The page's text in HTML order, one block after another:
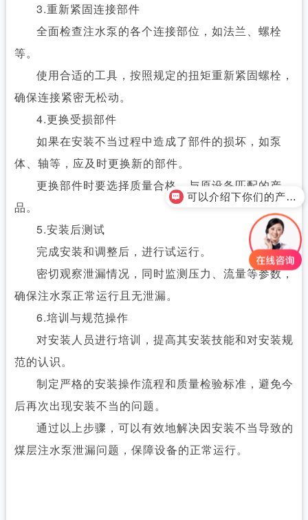
3.重新紧固连接部件
全面检查注水泵的各个连接部位，如法兰、螺栓
等。
使用合适的工具，按照规定的扭矩重新紧固螺栓，
确保连接紧密无松动。
4.更换受损部件
如果在安装不当过程中造成了部件的损坏，如泵
体、轴等，应及时更换新的部件。
更换部件时要选择质量合格、与原设备匹配的产
品。
5.安装后测试
完成安装和调整后，进行试运行。
密切观察泄漏情况，同时监测压力、流量等参数，
确保注水泵正常运行且无泄漏。
6.培训与规范操作
对安装人员进行培训，提高其安装技能和对安装规
范的认识。
制定严格的安装操作流程和质量检验标准，避免今
后再次出现安装不当的问题。
通过以上步骤，可以有效地解决因安装不当导致的
煤层注水泵泄漏问题，保障设备的正常运行。
可以介绍下你们的产品么？